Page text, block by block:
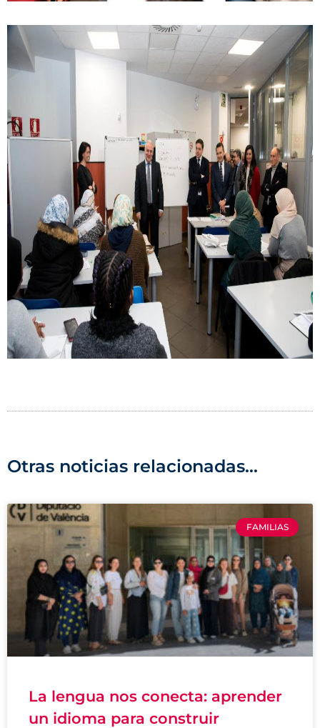
Otras noticias relacionadas...
FAMILIAS
La lengua nos conecta: aprender
un idioma para construir